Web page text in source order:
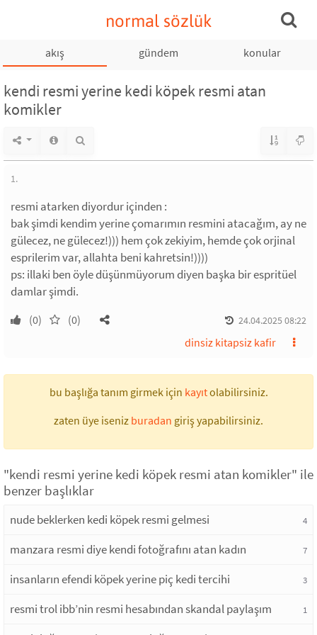
normal sözlük
akış gündem konular
kendi resmi yerine kedi köpek resmi atan
komikler
1.
resmi atarken diyordur içinden :
bak şimdi kendim yerine çomarımın resmini atacağım, ay ne
gülecez, ne gülecez!))) hem çok zekiyim, hemde çok orjinal
esprilerim var, allahta beni kahretsin!))))
ps: illaki ben öyle düşünmüyorum diyen başka bir espritüel
damlar şimdi.
(0) (0) 24.04.2025 08:22
dinsiz kitapsiz kafir
bu başlığa tanım girmek için kayıtolabilirsiniz.
zaten üye iseniz buradan giriş yapabilirsiniz.
"kendi resmi yerine kedi köpek resmi atan komikler" ile
benzer başlıklar
nude beklerken kedi köpek resmi gelmesi 4
manzara resmi diye kendi fotoğrafını atan kadın 7
insanların efendi köpek yerine piç kedi tercihi 3
resmi trol ibb’nin resmi hesabından skandal paylaşım 1